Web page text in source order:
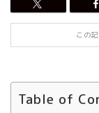
この
Table of